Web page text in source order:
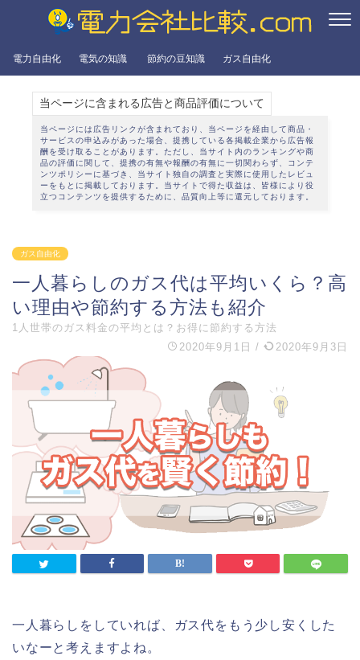
電力自由化 電気の知識 節約の豆知識 ガス自由化
当ページに含まれる広告と商品評価について
当ページには広告リンクが含まれており、当ページを経由して商品・
サービスの申込みがあった場合、提携している各掲載企業から広告報
酬を受け取ることがあります。ただし、当サイト内のランキングや商
品の評価に関して、提携の有無や報酬の有無に一切関わらず、 コンテ
ンツポリシー に基づき、当サイト独自の調査と実際に使用したレビュ
ーをもとに掲載しております。当サイトで得た収益は、皆様により役
立つコンテンツを提供するために、品質向上等に還元しております。
ガス自由化
一人暮らしのガス代は平均いくら？高
い理由や節約する方法も紹介
1人世帯のガス料金の平均とは？お得に節約する方法
2020年9月1日 / 2020年9月3日
一人暮らしをしていれば、ガス代をもう少し安くした
いなーと考えますよね。